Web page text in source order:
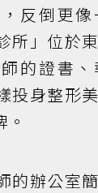
反倒更像
所」位於
的證書
投身整形
的辦公室